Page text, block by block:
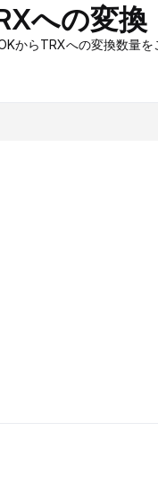
への変換
からTRXへの変換数量